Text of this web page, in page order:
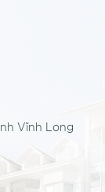
Vĩnh Long